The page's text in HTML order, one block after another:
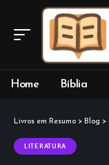
Home Bíblia
Livros em Resumo > Blog >
LITERATURA